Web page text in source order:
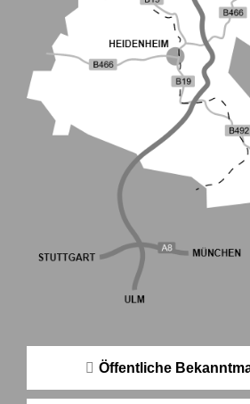
Öffentliche